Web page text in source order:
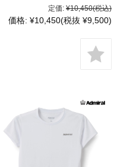
定価: ¥10,450(税込)
価格: ¥10,450(税抜 ¥9,500)